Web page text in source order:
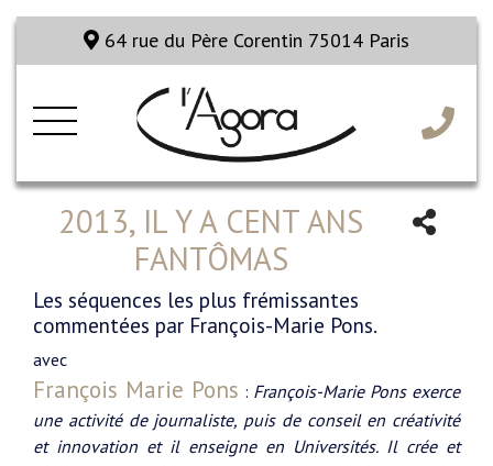
64 rue du Père Corentin 75014 Paris
2013, IL Y A CENT ANS
FANTÔMAS
Les séquences les plus frémissantes
commentées par François-Marie Pons.
avec
François Marie Pons : François-Marie Pons exerce
une activité de journaliste, puis de conseil en créativité
et innovation et il enseigne en Universités. Il crée et